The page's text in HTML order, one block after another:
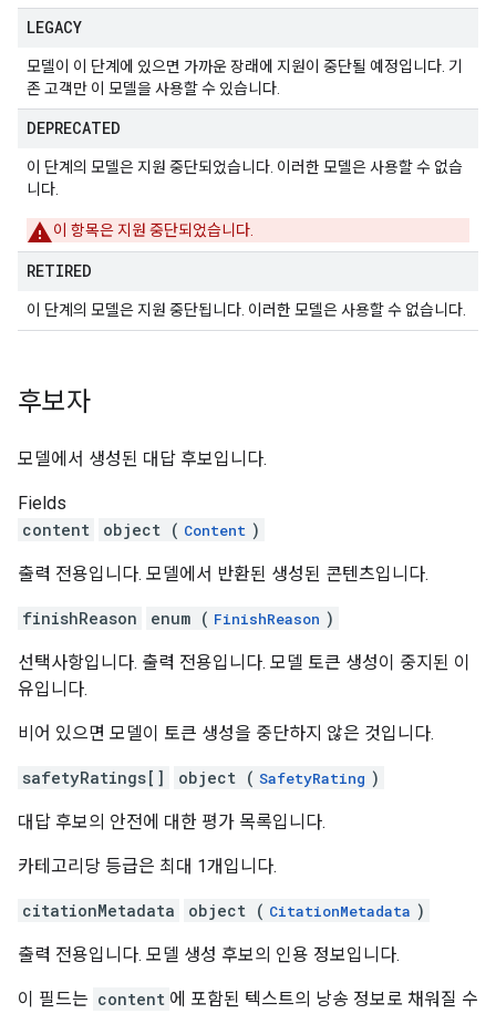
LEGACY
모델이 이 단계에 있으면 가까운 장래에 지원이 중단될 예정입니다. 기
존 고객만 이 모델을 사용할 수 있습니다.
DEPRECATED
이 단계의 모델은 지원 중단되었습니다. 이러한 모델은 사용할 수 없습
니다.
이 항목은 지원 중단되었습니다.
RETIRED
이 단계의 모델은 지원 중단됩니다. 이러한 모델은 사용할 수 없습니다.
후보자
모델에서 생성된 대답 후보입니다.
Fields
content
object ( Content )
출력 전용입니다. 모델에서 반환된 생성된 콘텐츠입니다.
finishReason enum ( FinishReason )
선택사항입니다. 출력 전용입니다. 모델 토큰 생성이 중지된 이
유입니다.
비어 있으면 모델이 토큰 생성을 중단하지 않은 것입니다.
safetyRatings[] object ( SafetyRating )
대답 후보의 안전에 대한 평가 목록입니다.
카테고리당 등급은 최대 1개입니다.
citationMetadata object ( CitationMetadata )
출력 전용입니다. 모델 생성 후보의 인용 정보입니다.
이 필드는 content 에 포함된 텍스트의 낭송 정보로 채워질 수